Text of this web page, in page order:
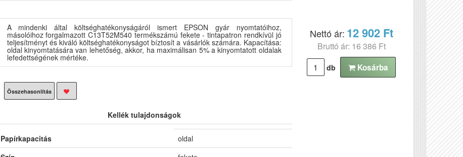
A mindenki által költséghatékonyságáról ismert EPSON gyár nyomtatóihoz,
másolóihoz forgalmazott C13T52M540 termékszámú fekete - tintapatron rendkívül jó
teljesítményt és kiváló költséghatékonyságot bíztosít a vásárlók számára. Kapacítása:
oldal kinyomtatására van lehetőség, akkor, ha maximálisan 5% a kinyomtatott oldalak
lefedettségének mértéke.
Összehasonlítás
Kellék tulajdonságok
Papírkapacitás
oldal
Nettó ár: 12 902 Ft
Bruttó ár: 16 386 Ft
db Kosárba